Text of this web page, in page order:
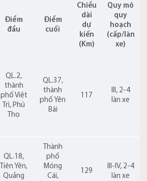
Điểm
đầu
Điểm
cuối
Chiều
dài
dự
kiến
(Km)
Quy mô
quy
hoạch
(cấp/làn
xe)
QL.2,
thành
phố Việt
Trì, Phú
Thọ
QL.37,
thành
phố Yên
Bái
117
III, 2-4
làn xe
QL.18,
Tiên Yên,
Quảng
Thành
phố
Móng
Cái,
129
III-IV, 2-4
làn xe